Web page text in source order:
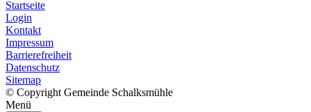
Startseite
Login
Kontakt
Impressum
Barrierefreiheit
Datenschutz
Sitemap
© Copyright Gemeinde Schalksmühle
Menü